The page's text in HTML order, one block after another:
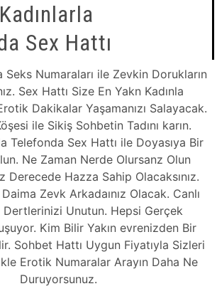
Sex Hattı
Seks Numaraları ile Zevkin Dorukların
Sex Hattı Size En Yakn Kadınla
Dakikalar Yaşamanızı Salayacak.
ile Sikiş Sohbetin Tadını karın.
Telefonda Sex Hattı ile Doyasıya Bir
Ne Zaman Nerde Olursanz Olun
Derecede Hazza Sahip Olacaksınız.
Zevk Arkadaınız Olacak. Canlı
Unutun. Hepsi Gerçek
Kim Bilir Yakın evrenizden Bir
Sohbet Hattı Uygun Fiyatıyla Sizleri
Erotik Numaralar Arayın Daha Ne
Duruyorsunuz.